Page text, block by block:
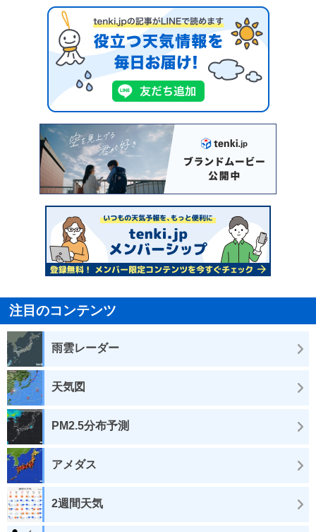
注目のコンテンツ
雨雲レーダー
天気図
PM2.5分布予測
アメダス
2週間天気